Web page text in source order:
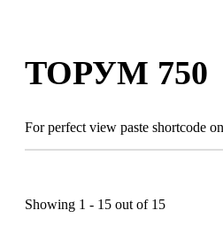
ТОРУМ 750
For perfect view paste shortcode
Showing 1 - 15 out of 15